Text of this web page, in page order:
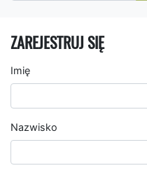
ZAREJESTRUJ SIĘ
Imię
Nazwisko